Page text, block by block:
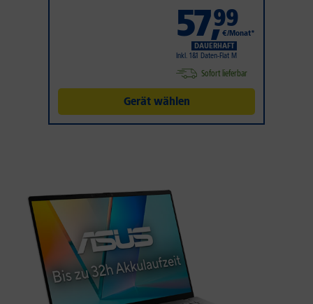
57,99
€/Monat*
DAUERHAFT
Inkl. 1&1 Daten-Flat M
Sofort lieferbar
Gerät wählen